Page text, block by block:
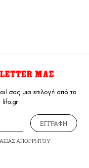
ΜΑΣ
σας μια επιλογή από τα
lifo.gr
ΕΓΓΡΑΦΗ
ΑΠΟΡΡΗΤΟΥ